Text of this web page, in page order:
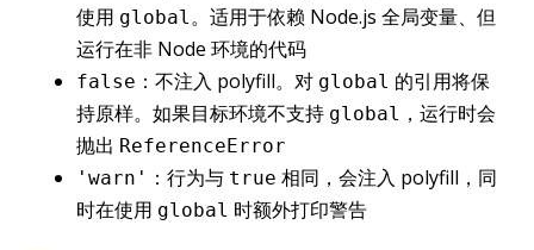
使用 global。适用于依赖 Node.js 全局变量、但
运行在非 Node 环境的代码
false ：不注入 polyfill。对 global 的引用将保
持原样。如果目标环境不支持 global ，运行时会
抛出 ReferenceError
'warn' ：行为与 true 相同，会注入 polyfill，同
时在使用 global 时额外打印警告